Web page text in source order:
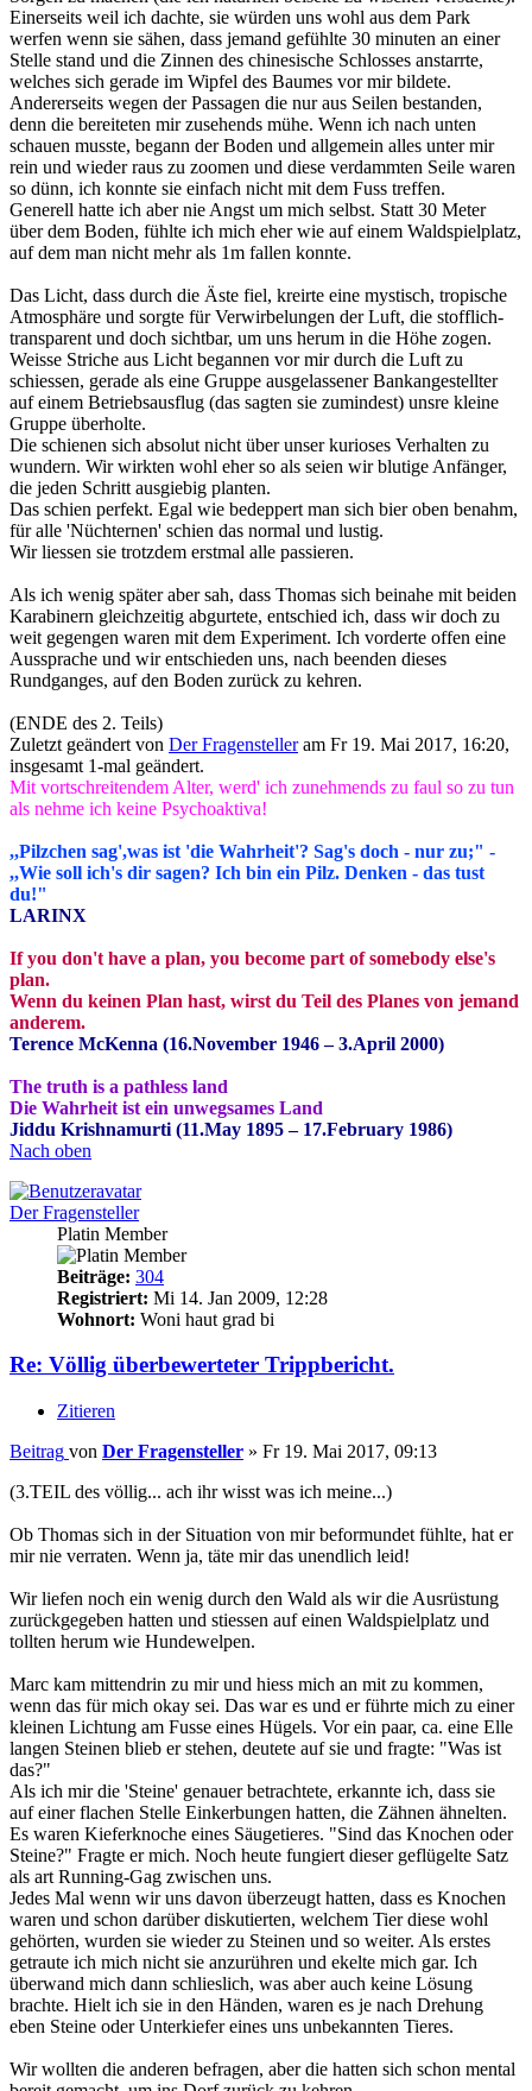
Einerseits weil ich dachte, sie würden uns wohl aus dem Park
werfen wenn sie sähen, dass jemand gefühlte 30 minuten an einer
Stelle stand und die Zinnen des chinesische Schlosses anstarrte,
welches sich gerade im Wipfel des Baumes vor mir bildete.
Andererseits wegen der Passagen die nur aus Seilen bestanden,
denn die bereiteten mir zusehends mühe. Wenn ich nach unten
schauen musste, begann der Boden und allgemein alles unter mir
rein und wieder raus zu zoomen und diese verdammten Seile waren
so dünn, ich konnte sie einfach nicht mit dem Fuss treffen.
Generell hatte ich aber nie Angst um mich selbst. Statt 30 Meter
über dem Boden, fühlte ich mich eher wie auf einem Waldspielplatz,
auf dem man nicht mehr als 1m fallen konnte.
Das Licht, dass durch die Äste fiel, kreirte eine mystisch, tropische
Atmosphäre und sorgte für Verwirbelungen der Luft, die stofflich-
transparent und doch sichtbar, um uns herum in die Höhe zogen.
Weisse Striche aus Licht begannen vor mir durch die Luft zu
schiessen, gerade als eine Gruppe ausgelassener Bankangestellter
auf einem Betriebsausflug (das sagten sie zumindest) unsre kleine
Gruppe überholte.
Die schienen sich absolut nicht über unser kurioses Verhalten zu
wundern. Wir wirkten wohl eher so als seien wir blutige Anfänger,
die jeden Schritt ausgiebig planten.
Das schien perfekt. Egal wie bedeppert man sich bier oben benahm,
für alle 'Nüchternen' schien das normal und lustig.
Wir liessen sie trotzdem erstmal alle passieren.
Als ich wenig später aber sah, dass Thomas sich beinahe mit beiden
Karabinern gleichzeitig abgurtete, entschied ich, dass wir doch zu
weit gegengen waren mit dem Experiment. Ich vorderte offen eine
Aussprache und wir entschieden uns, nach beenden dieses
Rundganges, auf den Boden zurück zu kehren.
(ENDE des 2. Teils)
Zuletzt geändert von Der Fragenstelleram Fr 19. Mai 2017, 16:20,
insgesamt 1-mal geändert.
Mit vortschreitendem Alter, werd' ich zunehmends zu faul so zu tun
als nehme ich keine Psychoaktiva!
,,Pilzchen sag',was ist 'die Wahrheit'? Sag's doch - nur zu;" -
,,Wie soll ich's dir sagen? Ich bin ein Pilz. Denken - das tust
du!"
LARINX
If you don't have a plan, you become part of somebody else's
plan.
Wenn du keinen Plan hast, wirst du Teil des Planes von jemand
anderem.
Terence McKenna (16.November 1946 – 3.April 2000)
The truth is a pathless land
Die Wahrheit ist ein unwegsames Land
Jiddu Krishnamurti (11.May 1895 – 17.February 1986)
Nach oben
Der Fragensteller
Platin Member
Beiträge: 304
Registriert: Mi 14. Jan 2009, 12:28
Wohnort: Woni haut grad bi
Re: Völlig überbewerteter Trippbericht.
Zitieren
Beitrag von Der Fragensteller » Fr 19. Mai 2017, 09:13
(3.TEIL des völlig... ach ihr wisst was ich meine...)
Ob Thomas sich in der Situation von mir beformundet fühlte, hat er
mir nie verraten. Wenn ja, täte mir das unendlich leid!
Wir liefen noch ein wenig durch den Wald als wir die Ausrüstung
zurückgegeben hatten und stiessen auf einen Waldspielplatz und
tollten herum wie Hundewelpen.
Marc kam mittendrin zu mir und hiess mich an mit zu kommen,
wenn das für mich okay sei. Das war es und er führte mich zu einer
kleinen Lichtung am Fusse eines Hügels. Vor ein paar, ca. eine Elle
langen Steinen blieb er stehen, deutete auf sie und fragte: "Was ist
das?"
Als ich mir die 'Steine' genauer betrachtete, erkannte ich, dass sie
auf einer flachen Stelle Einkerbungen hatten, die Zähnen ähnelten.
Es waren Kieferknoche eines Säugetieres. "Sind das Knochen oder
Steine?" Fragte er mich. Noch heute fungiert dieser geflügelte Satz
als art Running-Gag zwischen uns.
Jedes Mal wenn wir uns davon überzeugt hatten, dass es Knochen
waren und schon darüber diskutierten, welchem Tier diese wohl
gehörten, wurden sie wieder zu Steinen und so weiter. Als erstes
getraute ich mich nicht sie anzurühren und ekelte mich gar. Ich
überwand mich dann schlieslich, was aber auch keine Lösung
brachte. Hielt ich sie in den Händen, waren es je nach Drehung
eben Steine oder Unterkiefer eines uns unbekannten Tieres.
Wir wollten die anderen befragen, aber die hatten sich schon mental